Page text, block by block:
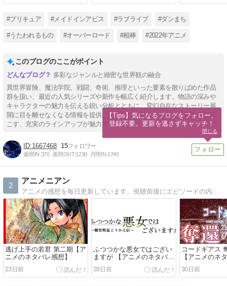
#プリキュア #メイドインアビス #ラブライブ #ダンまち
#うたわれるもの #オーバーロード #相棒 #2022年アニメ
このブログのここがポイント
多彩なジャンルと緻密な世界観の融合
異世界冒険、魔法学院、戦闘、奇術、推理といった要素を散りばめた作品
群を扱い、最近の人気シリーズや新作を幅広く紹介します。物語の深みや
キャラクターの魅力を伝える鋭い分析とともに、変幻自在なストーリー展
開に目を離せなくなる情報を提供。読むたびに新たな感動と興奮を呼び起
こす、充実のラインアップが魅力です。
1667468 15
週間IN:370 週間OUT:1230 月間IN:1740
2
アニメニアン
アニメの感想を毎日更新しています。視聴前後にエピソードの内容を確認したい人、あらすじを知りたい人、見逃した人向けの内容になっています。
逃げ上手の若君 第二期【ア
ニメのネタバレ感想】
23日前
ふつつかな悪女ではござい
ますが 【アニメのネタバレ
感想】
28日前
コードギアス
【アニメのネ
30日前
【Tips】気になるブログをフォロー。
登録不要。更新を逃さずキャッチ！
閉じる